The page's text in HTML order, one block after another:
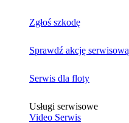
Zgłoś szkodę
Sprawdź akcję serwisową
Serwis dla floty
Usługi serwisowe
Video Serwis